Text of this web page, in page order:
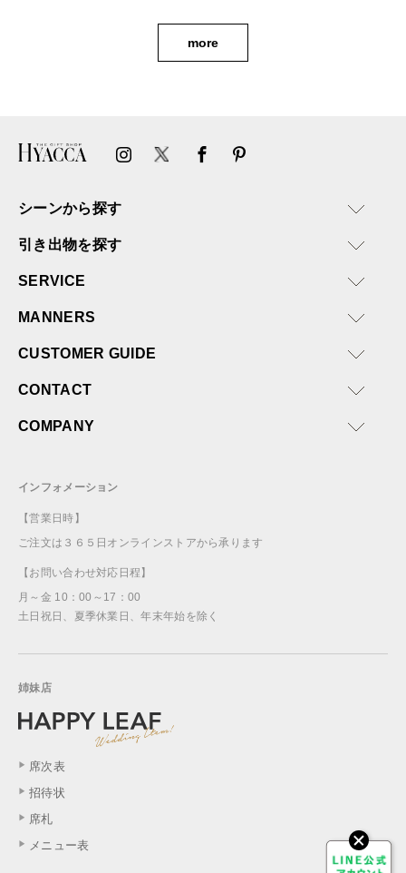
more
シーンから探す
引き出物を探す
SERVICE
MANNERS
CUSTOMER GUIDE
CONTACT
COMPANY
インフォメーション
【営業日時】
ご注文は３６５日オンラインストアから承ります
【お問い合わせ対応日程】
月～金 10：00～17：00
土日祝日、夏季休業日、年末年始を除く
姉妹店
席次表
招待状
席札
メニュー表